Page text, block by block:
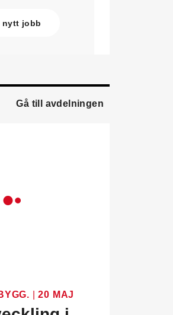
på
är ny
är ny
är ny vd
nytt jobb
Gå till avdelningen
20 MAJ